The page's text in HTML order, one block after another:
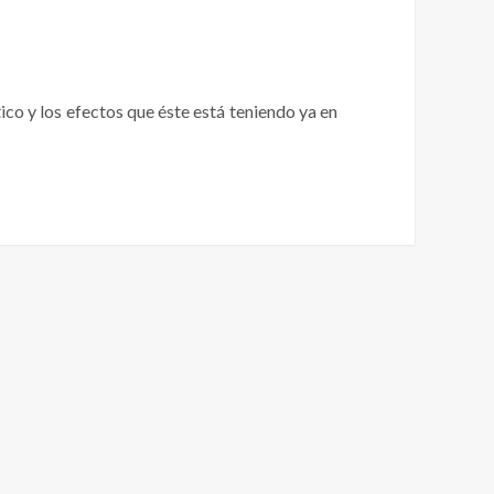
y los efectos que éste está teniendo ya en